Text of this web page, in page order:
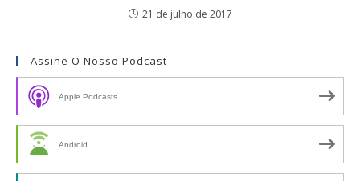
21 de julho de 2017
Assine O Nosso Podcast
Apple Podcasts
Android